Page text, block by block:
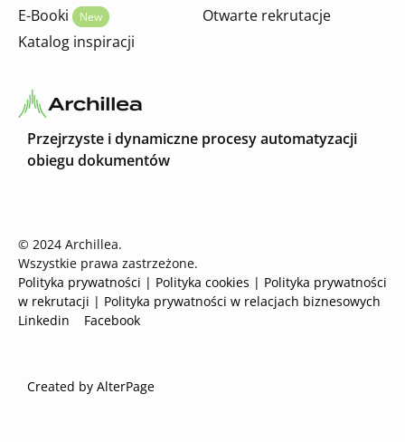
E-Booki
New
Katalog inspiracji
Otwarte rekrutacje
Przejrzyste i dynamiczne procesy automatyzacji
obiegu dokumentów
© 2024 Archillea.
Wszystkie prawa zastrzeżone.
Polityka prywatności | Polityka cookies | Polityka prywatności
w rekrutacji | Polityka prywatności w relacjach biznesowych
Linkedin
Facebook
Created by AlterPage